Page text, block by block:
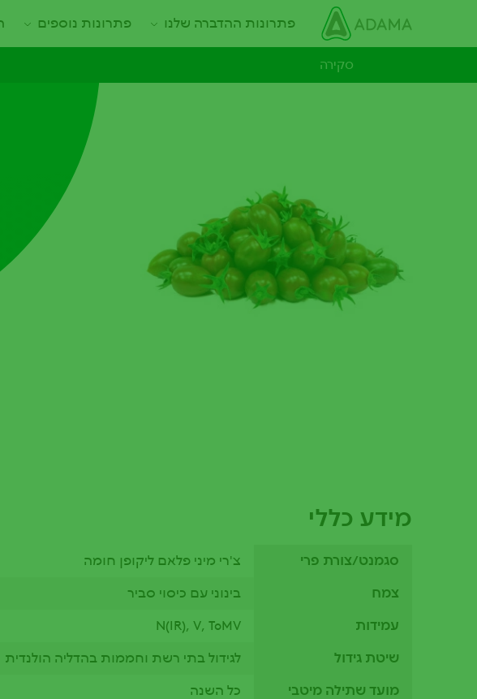
העיקרי
פתרונות ההדברה שלנו פתרונות נוספים
סקירה
מידע כללי
סגמנט/צורת פרי צ'רי מיני פלאם ליקופן חומה
צמח בינוני עם כיסוי סביר
עמידות N(IR), V, ToMV
שיטת גידול לגידול בתי רשת וחממות בהדליה הולנדית
מועד שתילה מיטבי כל השנה